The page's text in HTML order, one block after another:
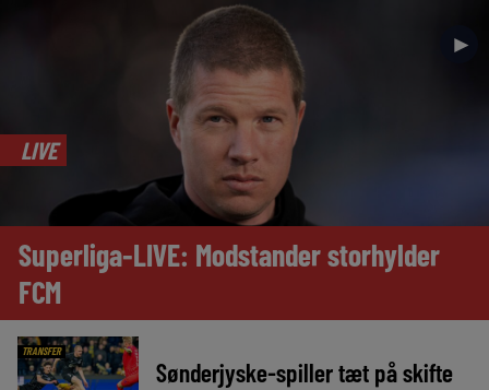
►
LIVE
Superliga-LIVE: Modstander storhylder
FCM
TRANSFER
Sønderjyske-spiller tæt på skifte